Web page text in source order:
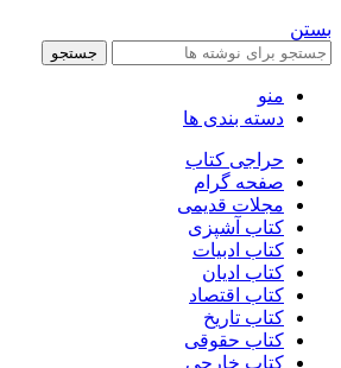
بستن
جستجو
منو
دسته بندی ها
حراجی کتاب
صفحه گرام
مجلات قدیمی
کتاب آشپزی
کتاب ادبیات
کتاب ادیان
کتاب اقتصاد
کتاب تاریخ
کتاب حقوقی
کتاب خارجی